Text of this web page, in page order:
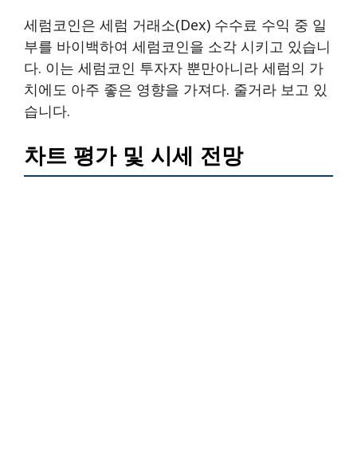
세럼코인은 세럼 거래소(dex) 수수료 수익 중 일
부를 바이백하여 세럼코인을 소각 시키고 있습니
다. 이는 세럼코인 투자자 뿐만아니라 세럼의 가
치에도 아주 좋은 영향을 가져다. 줄거라 보고 있
습니다.
차트 평가 및 시세 전망